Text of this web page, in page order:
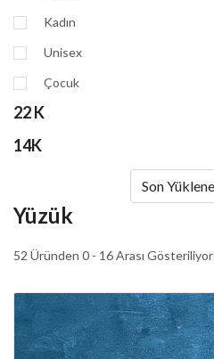
Kadın
Unisex
Çocuk
22 K
14K
Yüzük
52 Üründen 0 - 16 Arası Gösteriliyor